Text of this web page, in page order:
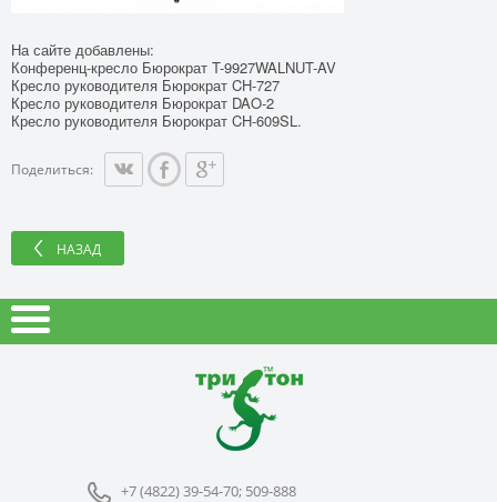
На сайте добавлены:
Конференц-кресло Бюрократ T-9927WALNUT-AV
Кресло руководителя Бюрократ CH-727
Кресло руководителя Бюрократ DAO-2
Кресло руководителя Бюрократ CH-609SL.
Поделиться:
НАЗАД
+7 (4822) 39-54-70; 509-888